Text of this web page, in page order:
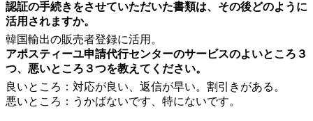
認証の手続きをさせていただいた書類は、その後どのように
活用されますか。
韓国輸出の販売者登録に活用。
アポスティーユ申請代行センターのサービスのよいところ３
つ、悪いところ３つを教えてください。
良いところ：対応が良い、返信が早い。割引きがある。
悪いところ：うかばないです、特にないです。